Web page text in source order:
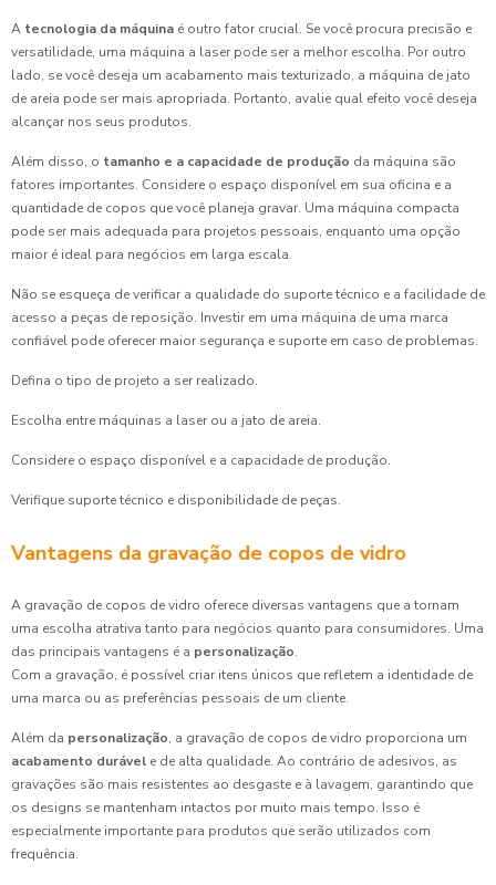
A tecnologia da máquina é outro fator crucial. Se você procura precisão e
versatilidade, uma máquina a laser pode ser a melhor escolha. Por outro
lado, se você deseja um acabamento mais texturizado, a máquina de jato
de areia pode ser mais apropriada. Portanto, avalie qual efeito você deseja
alcançar nos seus produtos.
Além disso, o tamanho e a capacidade de produção da máquina são
fatores importantes. Considere o espaço disponível em sua oficina e a
quantidade de copos que você planeja gravar. Uma máquina compacta
pode ser mais adequada para projetos pessoais, enquanto uma opção
maior é ideal para negócios em larga escala.
Não se esqueça de verificar a qualidade do suporte técnico e a facilidade de
acesso a peças de reposição. Investir em uma máquina de uma marca
confiável pode oferecer maior segurança e suporte em caso de problemas.
Defina o tipo de projeto a ser realizado.
Escolha entre máquinas a laser ou a jato de areia.
Considere o espaço disponível e a capacidade de produção.
Verifique suporte técnico e disponibilidade de peças.
Vantagens da gravação de copos de vidro
A gravação de copos de vidro oferece diversas vantagens que a tornam
uma escolha atrativa tanto para negócios quanto para consumidores. Uma
das principais vantagens é a personalização.
Com a gravação, é possível criar itens únicos que refletem a identidade de
uma marca ou as preferências pessoais de um cliente.
Além da personalização, a gravação de copos de vidro proporciona um
acabamento durável e de alta qualidade. Ao contrário de adesivos, as
gravações são mais resistentes ao desgaste e à lavagem, garantindo que
os designs se mantenham intactos por muito mais tempo. Isso é
especialmente importante para produtos que serão utilizados com
frequência.